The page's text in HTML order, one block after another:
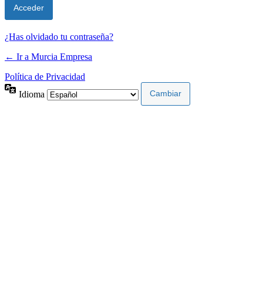
¿Has olvidado tu contraseña?
← Ir a Murcia Empresa
Política de Privacidad
Idioma